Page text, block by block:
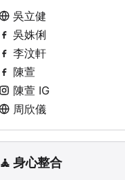
吳立健
吳姝俐
李汶軒
陳萱
陳萱 IG
周欣儀
🧘 身心整合